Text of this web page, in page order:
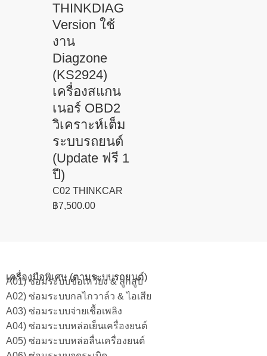
THINKDIAG
Version ใช้
งาน
Diagzone
(KS2924)
เครื่องสแกน
เนอร์ OBD2
วิเคราะห์เต็ม
ระบบรถยนต์
(Update ฟรี 1
ปี)
C02 THINKCAR
฿7,500.00
เครื่องมือพิเศษ (ตามระบบรถยนต์)
A01) ซ่อมระบบข้อเหวี่ยง & ลูกสูบ
A02) ซ่อมระบบกลไกวาล์ว & ไอเสีย
A03) ซ่อมระบบจ่ายเชื้อเพลิง
A04) ซ่อมระบบหล่อเย็นเครื่องยนต์
A05) ซ่อมระบบหล่อลื่นเครื่องยนต์